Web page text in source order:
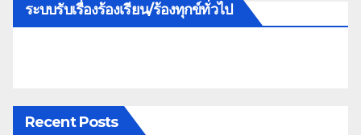
ระบบรับเรื่องร้องเรียน/ร้องทุกข์ทั่วไป
Recent Posts